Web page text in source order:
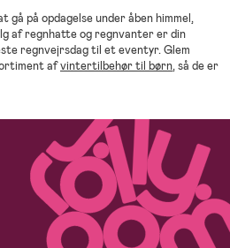
på opdagelse under åben himmel,
af regnhatte og regnvanter er din
regnvejrsdag til et eventyr. Glem
afvintertilbehør til børn, så de er